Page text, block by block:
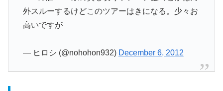
外スルーするけどこのツアーはきになる。少々お
高いですが
— ヒロシ (@nohohon932) December 6, 2012